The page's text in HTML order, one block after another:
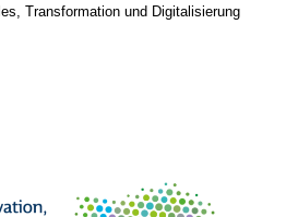
Transformation und Digitalisierung